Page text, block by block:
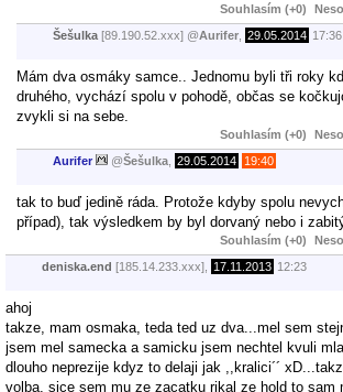
Souhlasím (+0)
Šešulka [89.190.52.xxx] @Aurifer 29.05.2014 17:36
Mám dva osmáky samce.. Jednomu byli tři roky
druhého, vychází spolu v pohodě, občas se
zvykli si na sebe.
Souhlasím (+0)
Aurifer @Šešulka 29.05.2014 19:40
tak to buď jedině ráda. Protože kdyby spolu
případ), tak výsledkem by byl dorvaný nebo i
Souhlasím (+0)
deniska.end [185.14.233.xxx], 17.11.2013 12:23
ahoj
takze, mam osmaka, teda ted uz dva...mel sem
jsem mel samecka a samicku jsem nechtel kvuli
dlouho neprezije kdyz to delaji jak ,,kralici´´
volba, sice sem mu ze zacatku rikal ze hold to sam